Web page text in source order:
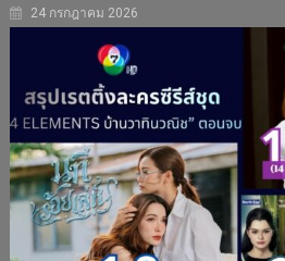
24 กรกฎาคม 2026